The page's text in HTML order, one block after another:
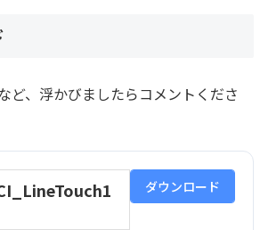
ど、浮かびましたらコメントくださ
ダウンロード